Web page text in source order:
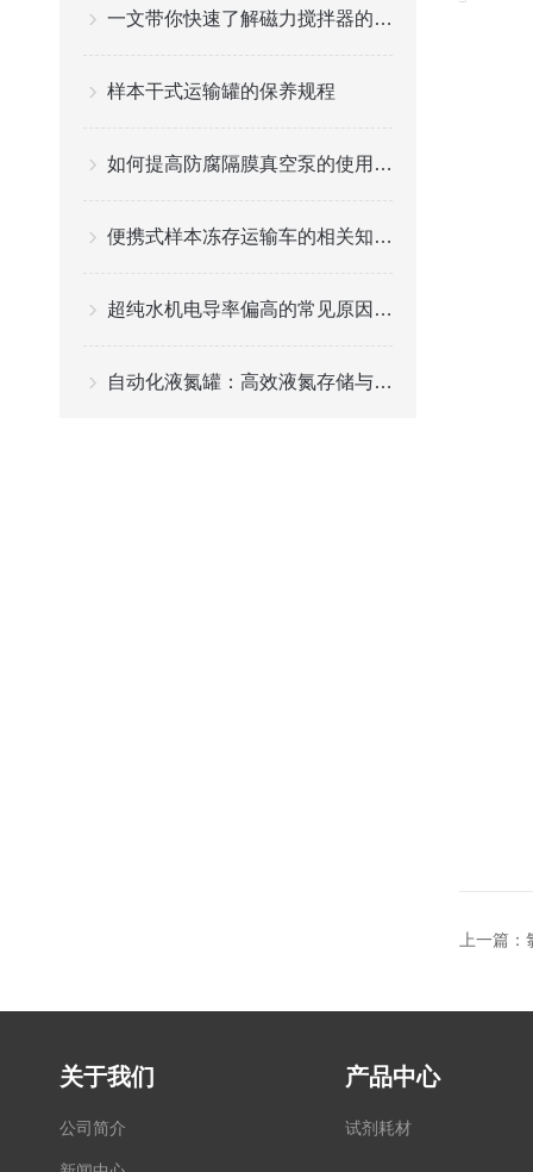
一文带你快速了解磁力搅拌器的工作原理
样本干式运输罐的保养规程
如何提高防腐隔膜真空泵的使用寿命？
便携式样本冻存运输车的相关知识普及
超纯水机电导率偏高的常见原因分析
自动化液氮罐：高效液氮存储与管理的关键
上一篇：
关于我们
公司简介
产品中心
试剂耗材